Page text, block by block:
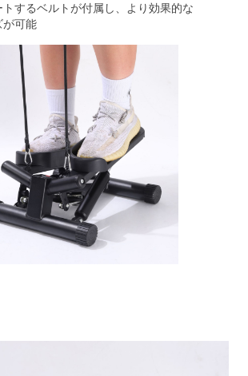
するベルトが付属し、より効果的な
が可能